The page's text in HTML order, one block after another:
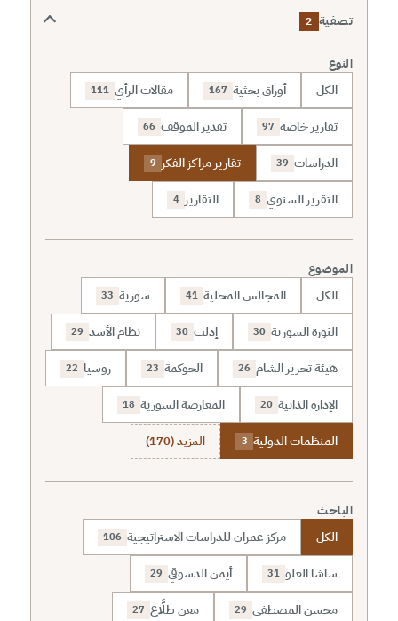
تصفية 2
النوع
الكل أوراق بحثية 167 مقالات الرأي 111
تقارير خاصة 97 تقدير الموقف 66
الدراسات 39 تقارير مراكز الفكر 9
التقرير السنوي 8 التقارير 4
الموضوع
الكل المجالس المحلية 41 سورية 33
الثورة السورية 30 إدلب 30 نظام الأسد 29
هيئة تحرير الشام 26 الحوكمة 23 روسيا 22
الإدارة الذاتية 20 المعارضة السورية 18
المنظمات الدولية 3 المزيد (170)
الباحث
الكل مركز عمران للدراسات الاستراتيجية 106
ساشا العلو 31 أيمن الدسوقي 29
محسن المصطفى 29 معن طلَّاع 27